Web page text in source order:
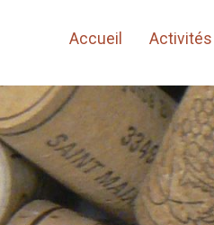
Accueil Activités